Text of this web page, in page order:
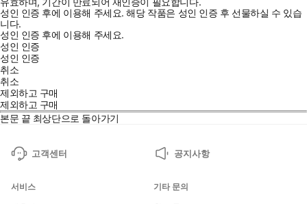
성인 인증 후에 이용해 주세요.해당 작품은 성인 인증 후 선물하실 수 있습
니다.
성인 인증 후에 이용해 주세요.
성인 인증
성인 인증
취소
취소
제외하고 구매
제외하고 구매
본문 끝 최상단으로 돌아가기
고객센터 공지사항
서비스
기타 문의